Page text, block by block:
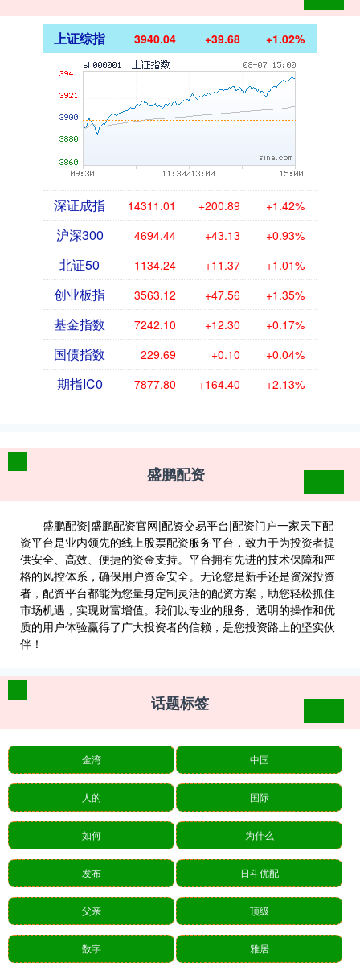
上证综指 3940.04 +39.68 +1.02%
深证成指 14311.01 +200.89 +1.42%
沪深300 4694.44 +43.13 +0.93%
北证50 1134.24 +11.37 +1.01%
创业板指 3563.12 +47.56 +1.35%
基金指数 7242.10 +12.30 +0.17%
国债指数 229.69 +0.10 +0.04%
期指IC0 7877.80 +164.40 +2.13%
盛鹏配资
盛鹏配资|盛鹏配资官网|配资交易平台|配资门户一家天下配
资平台是业内领先的线上股票配资服务平台，致力于为投资者提
供安全、高效、便捷的资金支持。平台拥有先进的技术保障和严
格的风控体系，确保用户资金安全。无论您是新手还是资深投资
者，配资平台都能为您量身定制灵活的配资方案，助您轻松抓住
市场机遇，实现财富增值。我们以专业的服务、透明的操作和优
质的用户体验赢得了广大投资者的信赖，是您投资路上的坚实伙
伴！
话题标签
金湾 中国
人的 国际
如何 为什么
发布 日斗优配
父亲 顶级
数字 雅居